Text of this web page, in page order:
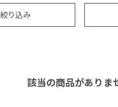
絞り込み
該当の商品がありま